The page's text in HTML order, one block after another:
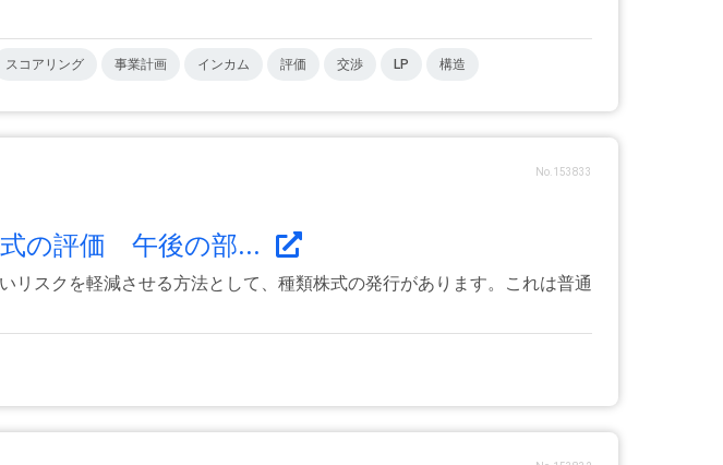
スコアリング 事業計画 インカム 評価 交渉 LP 構造
No.153833
式の評価 午後の部...
スクを軽減させる方法として、種類株式の発行があります。これは普通